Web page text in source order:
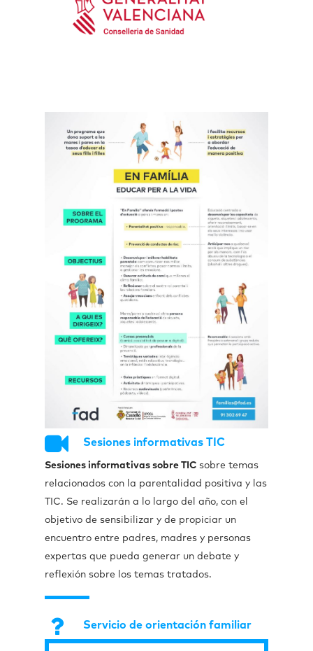
Sesiones informativas TIC
Sesiones informativas sobre TIC sobre temas
relacionados con la parentalidad positiva y las
TIC. Se realizarán a lo largo del año, con el
objetivo de sensibilizar y de propiciar un
encuentro entre padres, madres y personas
expertas que pueda generar un debate y
reflexión sobre los temas tratados.
Servicio de orientación familiar